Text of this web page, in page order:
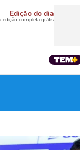
Edição do dia
edição completa grátis